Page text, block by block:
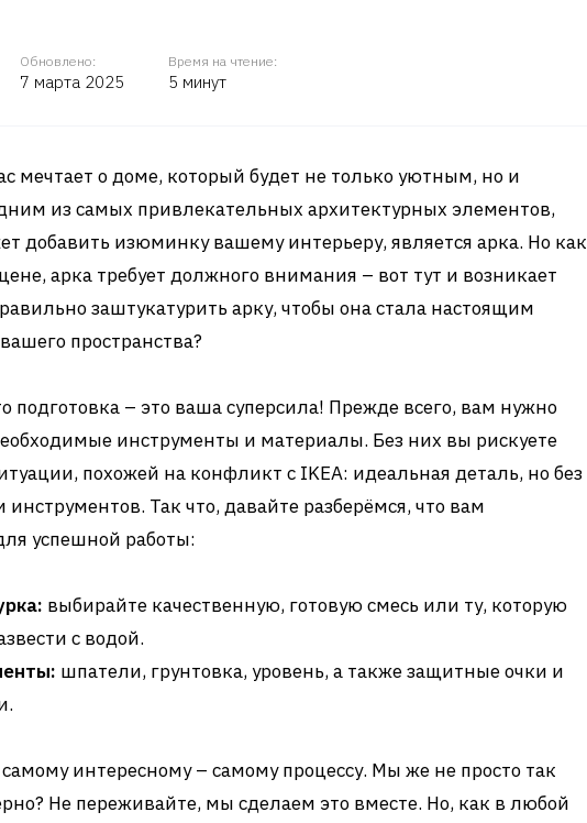
Обновлено:
7 марта 2025
Время на чтение:
5 минут
мечтает о доме, который будет не только уютным, но и
из самых привлекательных архитектурных элементов,
добавить изюминку вашему интерьеру, является арка. Но как
арка требует должного внимания – вот тут и возникает
заштукатурить арку, чтобы она стала настоящим
пространства?
подготовка – это ваша суперсила! Прежде всего, вам нужно
инструменты и материалы. Без них вы рискуете
похожей на конфликт с IKEA: идеальная деталь, но без
инструментов. Так что, давайте разберёмся, что вам
успешной работы:
выбирайте качественную, готовую смесь или ту, которую
с водой.
шпатели, грунтовка, уровень, а также защитные очки и
интересному – самому процессу. Мы же не просто так
Не переживайте, мы сделаем это вместе. Но, как в любой